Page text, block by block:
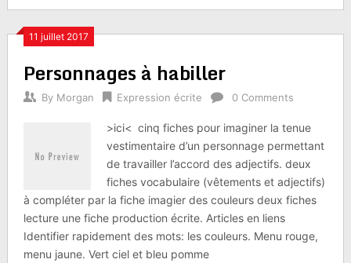
11 juillet 2017
Personnages à habiller
By Morgan Expression écrite 0 Comments
>ici< cinq fiches pour imaginer la tenue
vestimentaire d’un personnage permettant
de travailler l’accord des adjectifs. deux
fiches vocabulaire (vêtements et adjectifs)
à compléter par la fiche imagier des couleurs deux fiches
lecture une fiche production écrite. Articles en liens
Identifier rapidement des mots: les couleurs. Menu rouge,
menu jaune. Vert ciel et bleu pomme